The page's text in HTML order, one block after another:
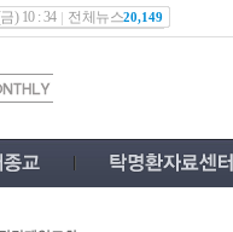
) 10 : 34 전체뉴스20,149